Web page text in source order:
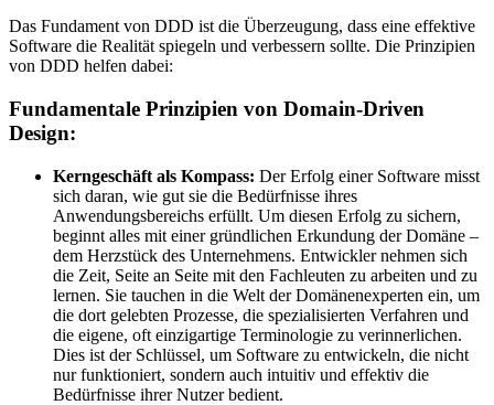
Das Fundament von DDD ist die Überzeugung, dass eine effektive
Software die Realität spiegeln und verbessern sollte. Die Prinzipien
von DDD helfen dabei:
Fundamentale Prinzipien von Domain-Driven
Design:
Kerngeschäft als Kompass: Der Erfolg einer Software misst
sich daran, wie gut sie die Bedürfnisse ihres
Anwendungsbereichs erfüllt. Um diesen Erfolg zu sichern,
beginnt alles mit einer gründlichen Erkundung der Domäne –
dem Herzstück des Unternehmens. Entwickler nehmen sich
die Zeit, Seite an Seite mit den Fachleuten zu arbeiten und zu
lernen. Sie tauchen in die Welt der Domänenexperten ein, um
die dort gelebten Prozesse, die spezialisierten Verfahren und
die eigene, oft einzigartige Terminologie zu verinnerlichen.
Dies ist der Schlüssel, um Software zu entwickeln, die nicht
nur funktioniert, sondern auch intuitiv und effektiv die
Bedürfnisse ihrer Nutzer bedient.